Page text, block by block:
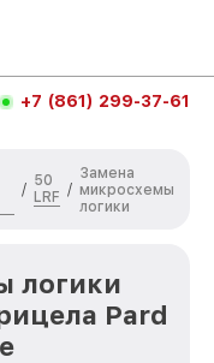
+7 (861) 299-37-61
/
50
LRF /
Замена
микросхемы
логики
логики
Pard